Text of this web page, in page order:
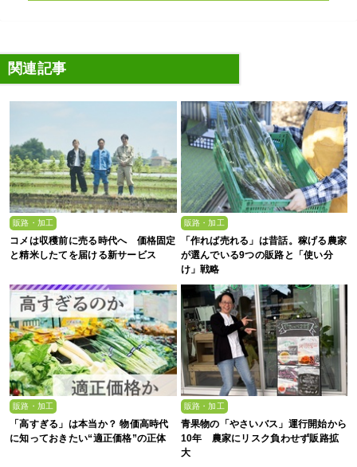
関連記事
販路・加工
コメは収穫前に売る時代へ 価格固定
と精米したてを届ける新サービス
販路・加工
「作れば売れる」は昔話。稼げる農家
が選んでいる9つの販路と「使い分
け」戦略
販路・加工
「高すぎる」は本当か？ 物価高時代
に知っておきたい“適正価格”の正体
販路・加工
青果物の「やさいバス」運行開始から
10年 農家にリスク負わせず販路拡
大